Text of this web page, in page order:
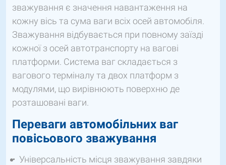
зважування є значення навантаження на
кожну вісь та сума ваги всіх осей автомобіля.
Зважування відбувається при повному заїзді
кожної з осей автотранспорту на вагові
платформи. Система ваг складається з
вагового терміналу та двох платформ з
модулями, що вирівнюють поверхню де
розташовані ваги.
Переваги автомобільних ваг
повісьового зважування
Універсальність місця зважування завдяки